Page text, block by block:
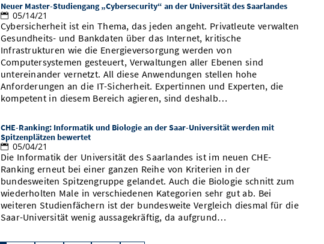
Neuer Master-Studiengang „Cybersecurity“ an der Universität des Saarlandes
05/14/21
Cybersicherheit ist ein Thema, das jeden angeht. Privatleute verwalten
Gesundheits- und Bankdaten über das Internet, kritische
Infrastrukturen wie die Energieversorgung werden von
Computersystemen gesteuert, Verwaltungen aller Ebenen sind
untereinander vernetzt. All diese Anwendungen stellen hohe
Anforderungen an die IT-Sicherheit. Expertinnen und Experten, die
kompetent in diesem Bereich agieren, sind deshalb…
CHE-Ranking: Informatik und Biologie an der Saar-Universität werden mit
Spitzenplätzen bewertet
05/04/21
Die Informatik der Universität des Saarlandes ist im neuen CHE-
Ranking erneut bei einer ganzen Reihe von Kriterien in der
bundesweiten Spitzengruppe gelandet. Auch die Biologie schnitt zum
wiederholten Male in verschiedenen Kategorien sehr gut ab. Bei
weiteren Studienfächern ist der bundesweite Vergleich diesmal für die
Saar-Universität wenig aussagekräftig, da aufgrund…